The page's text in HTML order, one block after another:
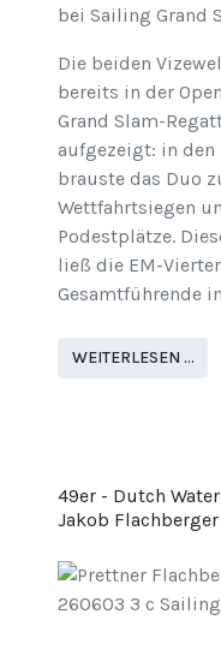
bei Sailing Grand
Die beiden
bereits in der
Grand Slam-
aufgezeigt: in den
brauste das Duo
Wettfahrtsiegen
Podestplätze.
ließ die EM-
Gesamtführende
WEITERLESEN …
49er - Dutch
Jakob